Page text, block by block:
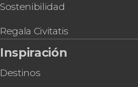
Sostenibilidad
Regala Civitatis
Inspiración
Destinos